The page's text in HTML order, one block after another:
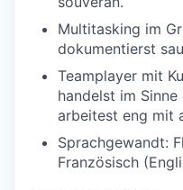
Multitasking im
dokumentierst
Teamplayer mit
handelst im Sinne
arbeitest eng mit
Sprachgewandt:
Französisch